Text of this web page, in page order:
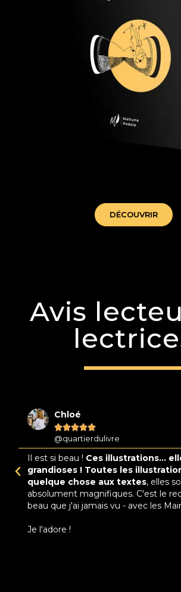
DÉCOUVRIR
Avis
Chloé

@quartierdulivre
Il est si beau ! Ces illustrations...
grandioses ! Toutes les
quelque chose aux textes, elles
absolument magnifiques. C'est le
beau que j'ai jamais vu - avec les
Je l'adore !